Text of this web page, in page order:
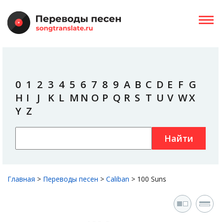
0 1 2 3 4 5 6 7 8 9 A B C D E F G
H I J K L M N O P Q R S T U V WX
Y Z
Найти
Главная > Переводы песен > Caliban > 100 Suns